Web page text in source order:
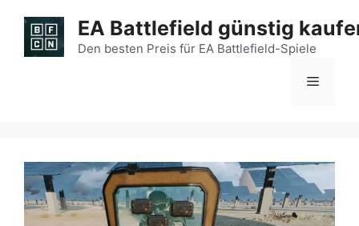
Inhalt
springen
EA Battlefield günstig
Den besten Preis für EA Battlefield-Spiele
Menü